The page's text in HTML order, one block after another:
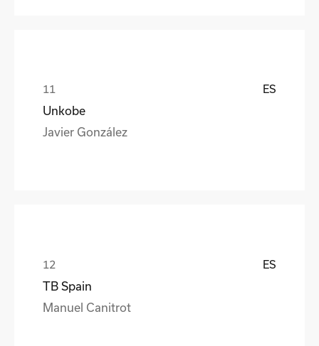
ES
Unkobe
Javier González
ES
TB Spain
Manuel Canitrot